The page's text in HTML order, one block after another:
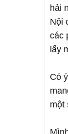
hải
Nội
các
lấy
Có
một